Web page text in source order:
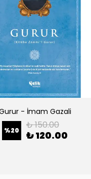
- İmam Gazali
%20 ₺ 150.00
₺ 120.00